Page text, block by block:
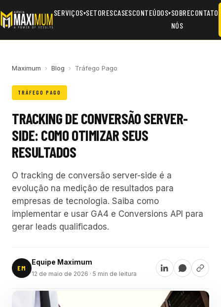
SERVIÇOS▾SETORESCASESCONTEÚDOS▾SOBRE
NÓS
CONTATO
Maximum › Blog › Tráfego Pago
TRÁFEGO PAGO
TRACKING DE CONVERSÃO SERVER-
SIDE: COMO OTIMIZAR SEUS
RESULTADOS
O tracking de conversão server-side é a
evolução na medição de resultados para
empresas de tecnologia. Saiba como
implementar e usar GA4 e Conversions API para
gerar leads qualificados.
EM
Equipe Maximum
12 de maio de 2026 · 5 min de leitura